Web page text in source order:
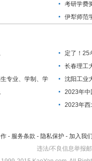
考研学费
伊犁师范
定了！25
长春理工
专业、学制、学
沈阳工业
2023年中
2023年西
- 服务条款 - 隐私保护 - 加入我们
违法/不良信息举报